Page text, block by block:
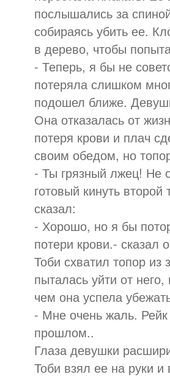
послышались за
собираясь убить ее.
в дерево, чтобы
- Теперь, я бы не
потеряла слишком
подошел ближе.
Она отказалась от
потеря крови и плач
своим обедом, но
- Ты грязный лжец! Не
готовый кинуть
сказал:
- Хорошо, но я бы
потери крови.- сказал
Тоби схватил топор
пыталась уйти от
чем она успела
- Мне очень жаль.
прошлом..
Глаза девушки
Тоби взял ее на руки и